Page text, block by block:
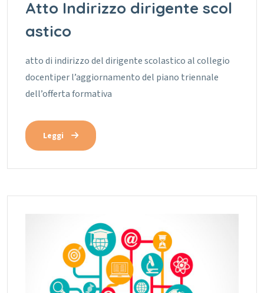
Atto Indirizzo dirigente scol
astico
atto di indirizzo del dirigente scolastico al collegio
docentiper l’aggiornamento del piano triennale
dell’offerta formativa
Leggi